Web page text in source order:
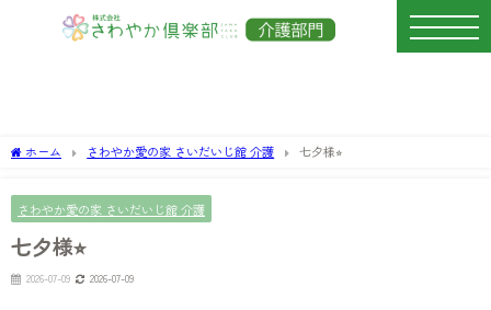
ホーム さわやか愛の家 さいだいじ館 介護 七夕様⭐︎
さわやか愛の家 さいだいじ館 介護
七夕様⭐︎
2026-07-09 2026-07-09